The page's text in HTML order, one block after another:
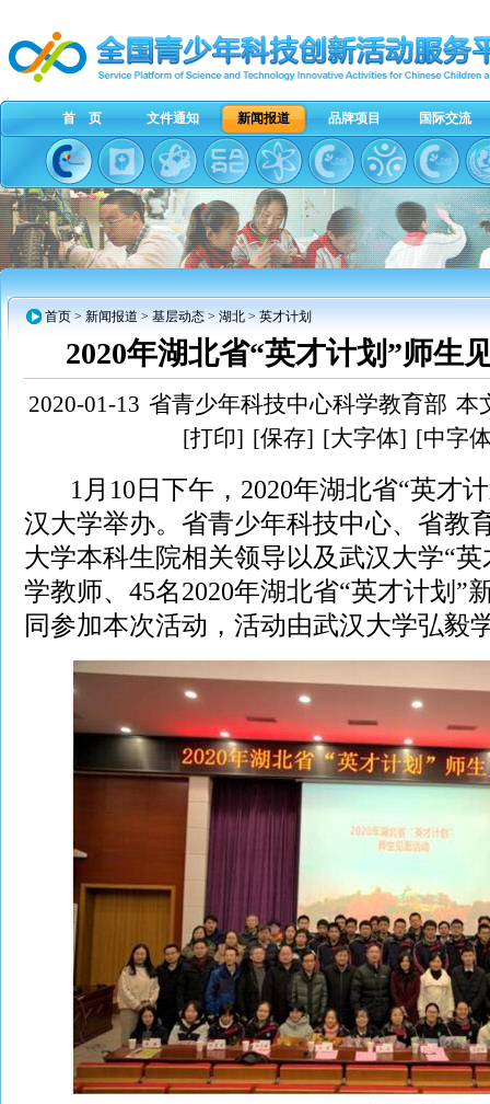
首 页 文件通知 新闻报道 品牌项目 国际交流
首页 > 新闻报道 > 基层动态 > 湖北 > 英才计划
2020年湖北省“英才计划”师生
2020-01-13 省青少年科技中心科学教育部 本
[打印] [保存] [大字体] [中字
1月10日下午，2020年湖北省“英才
汉大学举办。省青少年科技中心、省教
大学本科生院相关领导以及武汉大学“
学教师、45名2020年湖北省“英才计划”
同参加本次活动，活动由武汉大学弘毅